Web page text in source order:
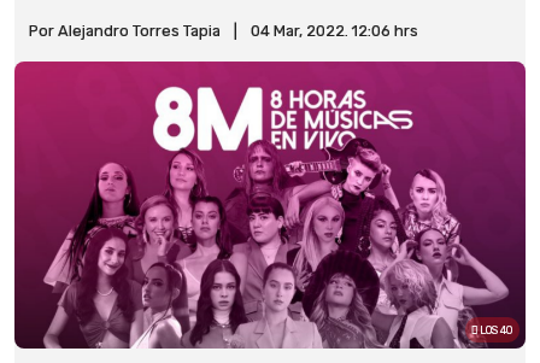
Por Alejandro Torres Tapia 04 Mar, 2022. 12:06 hrs
LOS 40